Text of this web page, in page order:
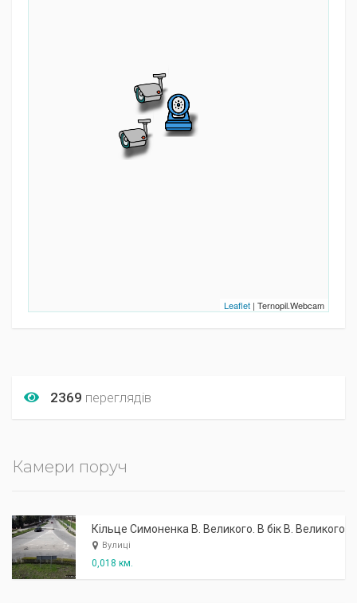
Leaflet | Ternopil.Webcam
2369 переглядів
Камери поруч
Кільце Симоненка В. Великого. В бік В. Великого
Вулиці
0,018 км.